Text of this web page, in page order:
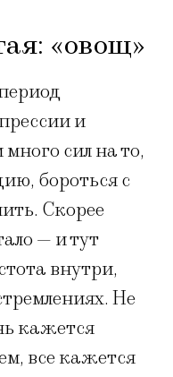
«овощ»
и
сил на то,
бороться с
Скорее
— и тут
внутри,
Не
кажется
все кажется